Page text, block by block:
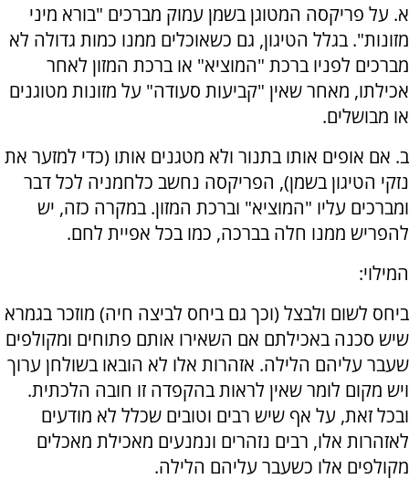
א. על פריקסה המטוגן בשמן עמוק מברכים "בורא מיני
מזונות". בגלל הטיגון, גם כשאוכלים ממנו כמות גדולה לא
מברכים לפניו ברכת "המוציא" או ברכת המזון לאחר
אכילתו, מאחר שאין "קביעות סעודה" על מזונות מטוגנים
או מבושלים.
ב. אם אופים אותו בתנור ולא מטגנים אותו (כדי למזער את
נזקי הטיגון בשמן), הפריקסה נחשב כלחמניה לכל דבר
ומברכים עליו "המוציא" וברכת המזון. במקרה כזה, יש
להפריש ממנו חלה בברכה, כמו בכל אפיית לחם.
המילוי:
ביחס לשום ולבצל (וכך גם ביחס לביצה חיה) מוזכר בגמרא
שיש סכנה באכילתם אם השאירו אותם פתוחים ומקולפים
שעבר עליהם הלילה. אזהרות אלו לא הובאו בשולחן ערוך
ויש מקום לומר שאין לראות בהקפדה זו חובה הלכתית.
ובכל זאת, על אף שיש רבים וטובים שכלל לא מודעים
לאזהרות אלו, רבים נזהרים ונמנעים מאכילת מאכלים
מקולפים אלו כשעבר עליהם הלילה.